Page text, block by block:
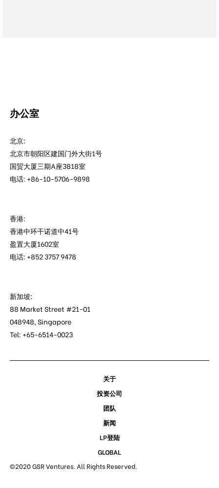
办公室
北京:
北京市朝阳区建国门外大街1号
国贸大厦三期A座3818室
电话: +86-10-5706-9898
香港:
香港中环干诺道中41号
盈置大厦1602室
电话: +852 3757 9478
新加坡:
88 Market Street #21-01
048948, Singapore
Tel: +65-6514-0023
关于
投资公司
团队
新闻
LP登陆
GLOBAL
©2020 GSR Ventures. All Rights Reserved.